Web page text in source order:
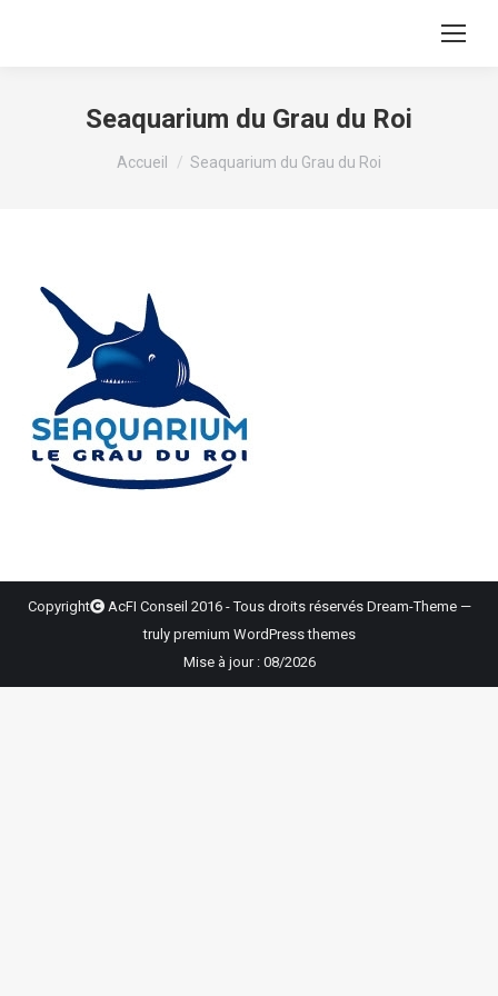
Seaquarium du Grau du Roi
Vous êtes ici :
Accueil Seaquarium du Grau du Roi
Copyright
AcFI Conseil 2016 - Tous droits réservés Dream-Theme —
truly premium WordPress themes
Mise à jour : 08/2026